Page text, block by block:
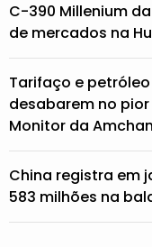
C-390 Millenium
de mercados na
Tarifaço e
desabarem no
Monitor da
China registra em
583 milhões na